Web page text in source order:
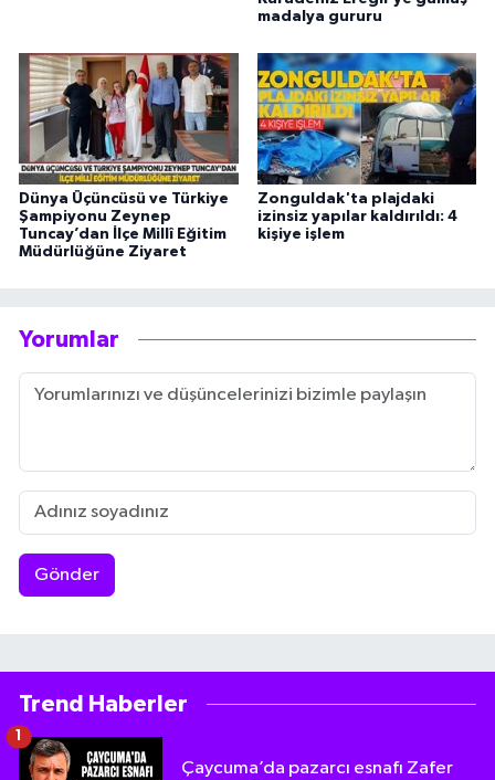
madalya gururu
Dünya Üçüncüsü ve Türkiye
Şampiyonu Zeynep
Tuncay’dan İlçe Millî Eğitim
Müdürlüğüne Ziyaret
Zonguldak'ta plajdaki
izinsiz yapılar kaldırıldı: 4
kişiye işlem
Yorumlar
Gönder
Trend Haberler
Çaycuma’da pazarcı esnafı Zafer